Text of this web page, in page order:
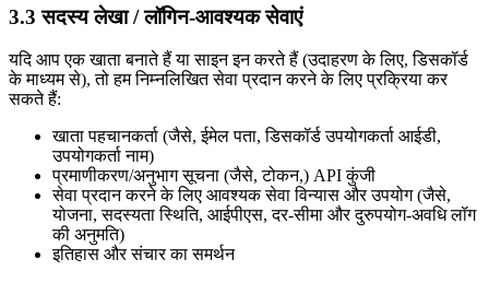
3.3 सदस्य लेखा / लॉगिन-आवश्यक सेवाएं
यदि आप एक खाता बनाते हैं या साइन इन करते हैं (उदाहरण के लिए, डिसकॉर्ड
के माध्यम से), तो हम निम्नलिखित सेवा प्रदान करने के लिए प्रक्रिया कर
सकते हैं:
खाता पहचानकर्ता (जैसे, ईमेल पता, डिसकॉर्ड उपयोगकर्ता आईडी,
उपयोगकर्ता नाम)
प्रमाणीकरण/अनुभाग सूचना (जैसे, टोकन,) API कुंजी
सेवा प्रदान करने के लिए आवश्यक सेवा विन्यास और उपयोग (जैसे,
योजना, सदस्यता स्थिति, आईपीएस, दर-सीमा और दुरुपयोग-अवधि लॉग
की अनुमति)
इतिहास और संचार का समर्थन